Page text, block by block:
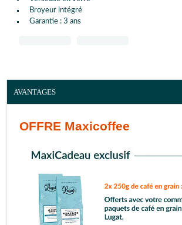
Broyeur intégré
Garantie : 3 ans
AVANTAGES
OFFRE Maxicoffee